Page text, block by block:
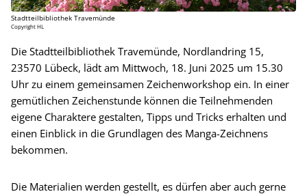
Stadtteilbibliothek Travemünde
Copyright HL
Die Stadtteilbibliothek Travemünde, Nordlandring 15,
23570 Lübeck, lädt am Mittwoch, 18. Juni 2025 um 15.30
Uhr zu einem gemeinsamen Zeichenworkshop ein. In einer
gemütlichen Zeichenstunde können die Teilnehmenden
eigene Charaktere gestalten, Tipps und Tricks erhalten und
einen Einblick in die Grundlagen des Manga-Zeichnens
bekommen.
Die Materialien werden gestellt, es dürfen aber auch gerne